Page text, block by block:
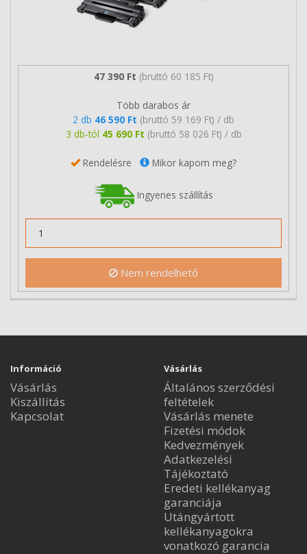
47 390 Ft (bruttó 60 185 Ft)
Több darabos ár
2 db 46 590 Ft (bruttó 59 169 Ft) / db
3 db-tól 45 690 Ft (bruttó 58 026 Ft) / db
Rendelésre Mikor kapom meg?
Ingyenes szállítás
Nem rendelhető
Információ
Vásárlás
Kiszállítás
Kapcsolat
Vásárlás
Általános szerződési
feltételek
Vásárlás menete
Fizetési módok
Kedvezmények
Adatkezelési
Tájékoztató
Eredeti kellékanyag
garanciája
Utángyártott
kellékanyagokra
vonatkozó garancia